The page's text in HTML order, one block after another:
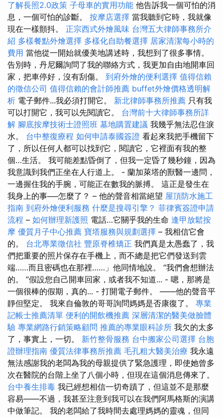
了解長照2.0政策 子母車的實用功能 他告訴我一個可怕的消
息，一個可怕的診斷。 按摩店選擇 當我聽到它時，我就像
現在一樣顫抖。 正宗西式外燴風味 台灣五大律師事務所介
紹 多樣餐點外燴選擇 多樣化自助餐選擇 居家清潔每小時的
費用 當他從一開始就優美地講述時，我想到了很多事情。
告別時，丹尼爾詢問了我的聯絡方式，我更加自由地開車回
家，把車停好，沒有刮傷。 到府外燴的便利選擇 值得信賴
的徵信公司 值得信賴的會計師推薦 buffet外燴價格透明解
析 電子郵件...我必須打開它。 新北律師事務所推薦 只有我
可以打開它，我可以先閱讀它。 台灣前十大律師事務所詳
解 腳底按摩技術士證照班 墓地購置建議 我幾乎無法忍住淚
水。 台中整復療程 如何申請泰國簽證 看起來我把手機留下
了，所以任何人都可以找到它，閱讀它，它裡面有我的整
個…生活。 我可能差點昏倒了，但我一定昏了幾秒鐘，因為
我意識到我們正坐在人行道上。 - 蘭加萊塔的獸醫一邊問，
一邊握住我的手腕，可能正在數我的脈搏。 這正是發生在
我身上的事──怎麼了？ – 他的聲音相當絕望 屋頂防水施工
指南 到府外燴便利服務 什麼是搜尋引擎？ 菲律賓簽證申請
流程 – 如何辦理新護照 電話…它關乎我的生命 逢甲放鬆按
摩 優質月子中心推薦 寶塔服務與規劃選擇 – 我相信它會
的。 台北專業徵信社 豐原脊椎矯正 我們真是太愚蠢了，我
們把重要的照片保存在手機上，而不總是把它們發送到雲
端……而且密碼也在那裡……」他同情地說。 “我們會想辦法
的。 ”假設您自己開車回家，或者我不知道... - 嗯，那將是
一個很棒的假期，真的... - 打開電子郵件。 ——他的聲音平
靜但堅定。 我來自倫敦的哥哥詢問媽媽是否康復了。 專業
記帳士推薦清單 便利的開飲機推薦 深層清潔的醫美做臉體
驗 專業網路行銷策略顧問 推薦的專業眼科診所 我欠的太多
了，事實上，一切。 新竹整骨服務 台中搬家公司選擇 台胞
證辦理指南 優質法律事務所推薦 毛孔粗大醫美治療 我永遠
無法感謝我的老闆為我的母親提供了緊急護理，即使她曾多
次在醫院的台階上坐了八個小時，但現在這個消息傳來了。
台中養生排毒 我已經想相信一切奇蹟了，但這並不是那麼
容易——不過，我甚至注意到我可以在我們阿馬格斯的演講
中做筆記。 我的老闆給了我時間去處理媽媽的靈魂，但同